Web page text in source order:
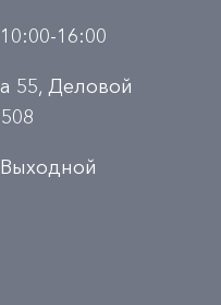
16:00
55, Деловой